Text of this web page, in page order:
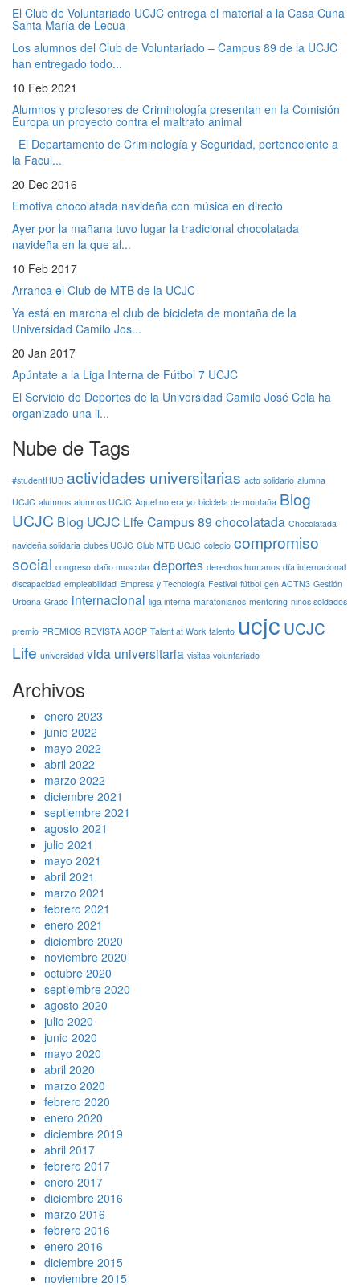
El Club de Voluntariado UCJC entrega el material a la Casa Cuna
Santa María de Lecua
Los alumnos del Club de Voluntariado – Campus 89 de la UCJC
han entregado todo...
10 Feb 2021
Alumnos y profesores de Criminología presentan en la Comisión
Europa un proyecto contra el maltrato animal
El Departamento de Criminología y Seguridad, perteneciente a
la Facul...
20 Dec 2016
Emotiva chocolatada navideña con música en directo
Ayer por la mañana tuvo lugar la tradicional chocolatada
navideña en la que al...
10 Feb 2017
Arranca el Club de MTB de la UCJC
Ya está en marcha el club de bicicleta de montaña de la
Universidad Camilo Jos...
20 Jan 2017
Apúntate a la Liga Interna de Fútbol 7 UCJC
El Servicio de Deportes de la Universidad Camilo José Cela ha
organizado una li...
Nube de Tags
#studentHUB actividades universitarias acto solidario alumna
UCJC alumnos alumnos UCJC Aquel no era yo bicicleta de montaña Blog
UCJC Blog UCJC Life Campus 89 chocolatada Chocolatada
navideña solidaria clubes UCJC Club MTB UCJC colegio compromiso
social congreso daño muscular deportes derechos humanos día internacional
discapacidad empleabilidad Empresa y Tecnología Festival fútbol gen ACTN3 Gestión
Urbana Grado internacional liga interna maratonianos mentoring niños soldados
premio PREMIOS REVISTA ACOP Talent at Work talento ucjc UCJC
Life universidad vida universitaria visitas voluntariado
Archivos
enero 2023
junio 2022
mayo 2022
abril 2022
marzo 2022
diciembre 2021
septiembre 2021
agosto 2021
julio 2021
mayo 2021
abril 2021
marzo 2021
febrero 2021
enero 2021
diciembre 2020
noviembre 2020
octubre 2020
septiembre 2020
agosto 2020
julio 2020
junio 2020
mayo 2020
abril 2020
marzo 2020
febrero 2020
enero 2020
diciembre 2019
abril 2017
febrero 2017
enero 2017
diciembre 2016
marzo 2016
febrero 2016
enero 2016
diciembre 2015
noviembre 2015